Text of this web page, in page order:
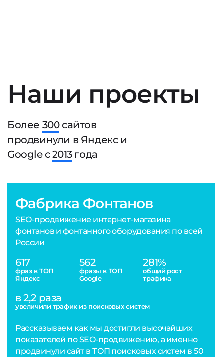
Наши проекты
Более 300сайтов
продвинули в Яндекс и
Google с2013года
Фабрика Фонтанов
SEO-продвижение интернет-магазина
фонтанов и фонтанного оборудования по всей
России
617
фраз в ТОП
Яндекс
562
фразы в ТОП
Google
281%
общий рост
трафика
в 2,2 раза
увеличили трафик из поисковых систем
Рассказываем как мы достигли высочайших
показателей по SEO-продвижению, а именно
продвинули сайт в ТОП поисковых систем в 50